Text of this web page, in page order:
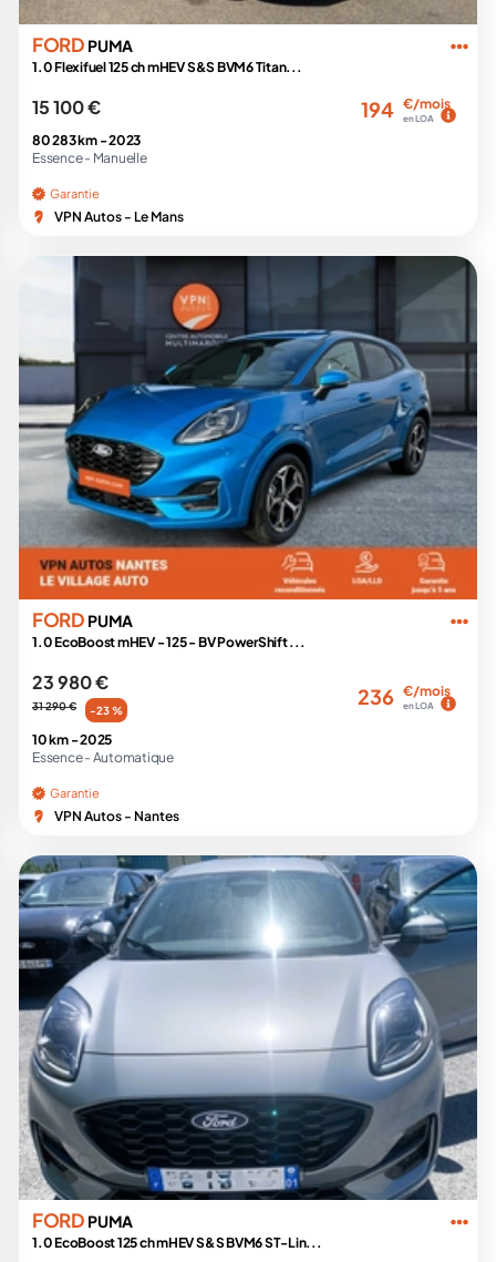
FORD PUMA
1.0 Flexifuel 125 ch mHEV S&S BVM6 Titan...
15 100 € 194 €/mois
en LOA
80 283 km -2023
Essence - Manuelle
Garantie
VPN Autos - Le Mans
FORD PUMA
1.0 EcoBoost mHEV - 125 - BV PowerShift ...
23 980 €
31 290 € -23 %
236 €/mois
en LOA
10 km -2025
Essence - Automatique
Garantie
VPN Autos - Nantes
FORD PUMA
1.0 EcoBoost 125 ch mHEV S&S BVM6 ST-Lin...